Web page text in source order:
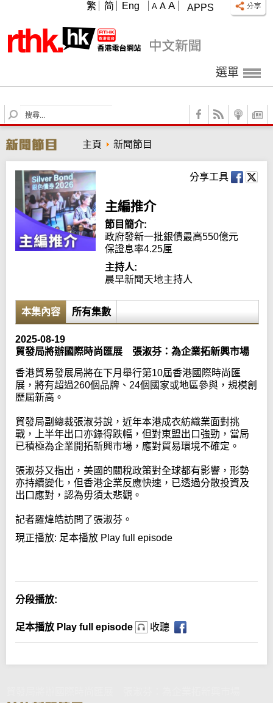
APPS
A A A
繁 简 Eng
選單
S
e
r
c
h
主頁 新聞節目
分享工具
主編推介
節目簡介:
政府發新一批銀債最高550億元
保證息率4.25厘
主持人:
晨早新聞天地主持人
本集內容 所有集數
2025-08-19
貿發局將辦國際時尚匯展 張淑芬：為企業拓新興市場
香港貿易發展局將在下月舉行第10屆香港國際時尚匯
展，將有超過260個品牌、24個國家或地區參與，規模創
歷屆新高。
貿發局副總裁張淑芬說，近年本港成衣紡織業面對挑
戰，上半年出口亦錄得跌幅，但對東盟出口強勁，當局
已積極為企業開拓新興市場，應對貿易環境不確定。
張淑芬又指出，美國的關稅政策對全球都有影響，形勢
亦持續變化，但香港企業反應快速，已透過分散投資及
出口應對，認為毋須太悲觀。
記者羅煒皓訪問了張淑芬。
現正播放: 足本播放 Play full episode
分段播放:
足本播放 Play full episode 收聽